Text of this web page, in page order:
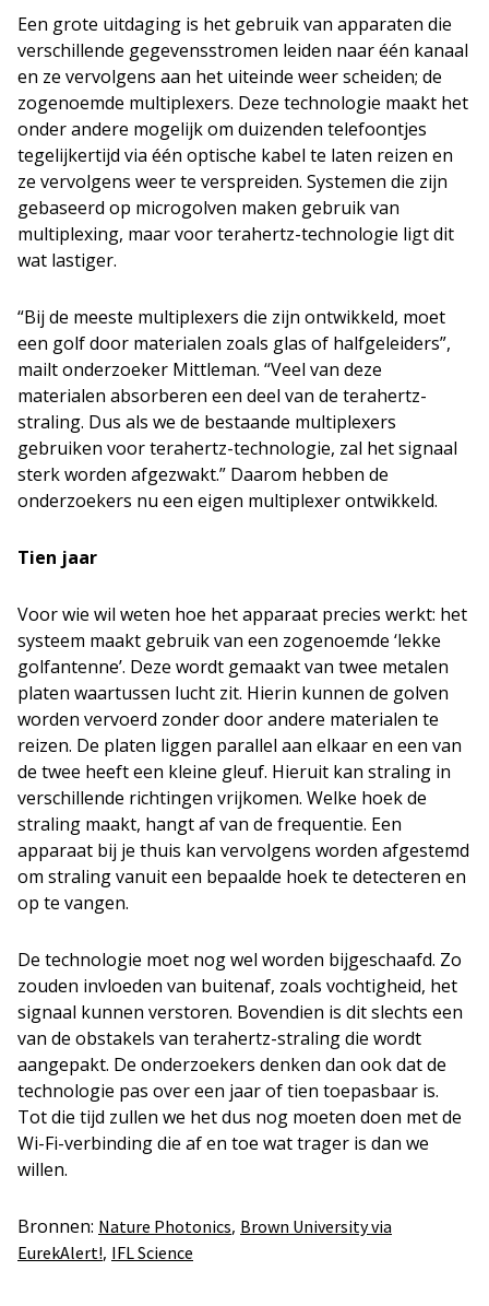
Een grote uitdaging is het gebruik van apparaten die
verschillende gegevensstromen leiden naar één kanaal
en ze vervolgens aan het uiteinde weer scheiden; de
zogenoemde multiplexers. Deze technologie maakt het
onder andere mogelijk om duizenden telefoontjes
tegelijkertijd via één optische kabel te laten reizen en
ze vervolgens weer te verspreiden. Systemen die zijn
gebaseerd op microgolven maken gebruik van
multiplexing, maar voor terahertz-technologie ligt dit
wat lastiger.
“Bij de meeste multiplexers die zijn ontwikkeld, moet
een golf door materialen zoals glas of halfgeleiders”,
mailt onderzoeker Mittleman. “Veel van deze
materialen absorberen een deel van de terahertz-
straling. Dus als we de bestaande multiplexers
gebruiken voor terahertz-technologie, zal het signaal
sterk worden afgezwakt.” Daarom hebben de
onderzoekers nu een eigen multiplexer ontwikkeld.
Tien jaar
Voor wie wil weten hoe het apparaat precies werkt: het
systeem maakt gebruik van een zogenoemde ‘lekke
golfantenne’. Deze wordt gemaakt van twee metalen
platen waartussen lucht zit. Hierin kunnen de golven
worden vervoerd zonder door andere materialen te
reizen. De platen liggen parallel aan elkaar en een van
de twee heeft een kleine gleuf. Hieruit kan straling in
verschillende richtingen vrijkomen. Welke hoek de
straling maakt, hangt af van de frequentie. Een
apparaat bij je thuis kan vervolgens worden afgestemd
om straling vanuit een bepaalde hoek te detecteren en
op te vangen.
De technologie moet nog wel worden bijgeschaafd. Zo
zouden invloeden van buitenaf, zoals vochtigheid, het
signaal kunnen verstoren. Bovendien is dit slechts een
van de obstakels van terahertz-straling die wordt
aangepakt. De onderzoekers denken dan ook dat de
technologie pas over een jaar of tien toepasbaar is.
Tot die tijd zullen we het dus nog moeten doen met de
Wi-Fi-verbinding die af en toe wat trager is dan we
willen.
Bronnen: Nature Photonics, Brown University via
EurekAlert!, IFL Science